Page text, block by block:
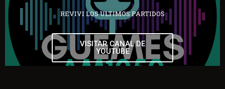
REVIVI LOS ULTIMOS PARTIDOS
VISITAR CANAL DE
YOUTUBE